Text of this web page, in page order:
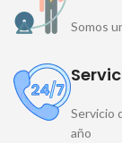
Somos
Servicio
año